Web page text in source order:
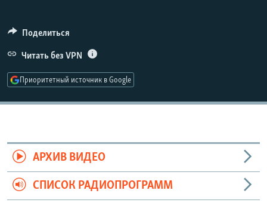
ПОДПИШИТЕСЬ НА РАССЫЛКУ
Все сайты РСЕ/РС
Поделиться
Читать без VPN
Приоритетный источник в Google
АРХИВ ВИДЕО
СПИСОК РАДИОПРОГРАММ